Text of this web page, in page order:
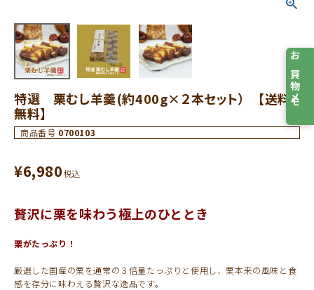
特選 栗むし羊羹(約400g×２本セット） 【送料
無料】
商品番号 0700103
¥6,980税込
贅沢に栗を味わう極上のひととき
栗がたっぷり！
厳選した国産の栗を通常の３倍量たっぷりと使用し、栗本来の風味と食
感を存分に味わえる贅沢な逸品です。
お買物メモ